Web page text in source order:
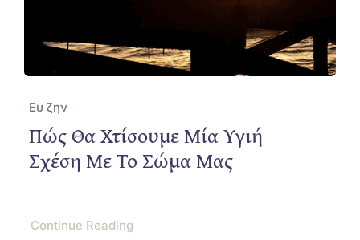
Ευ ζην
Πώς Θα Χτίσουμε Μία Υγιή
Σχέση Με Το Σώμα Μας
Continue Reading